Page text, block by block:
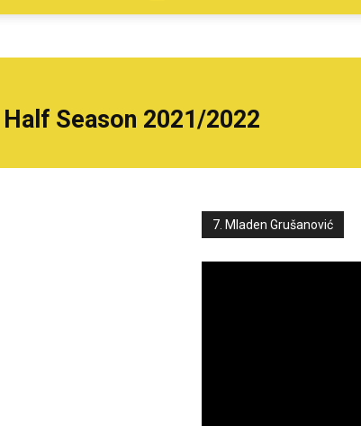
Season 2021/2022
7. Mladen Grušanović